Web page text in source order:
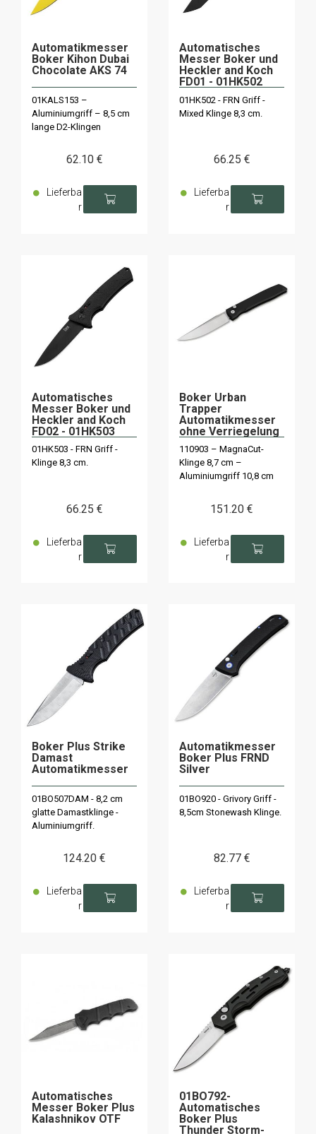
Automatikmesser
Boker Kihon Dubai
Chocolate AKS 74
01KALS153 –
Aluminiumgriff – 8,5 cm
lange D2-Klingen
62.10 €
Lieferba
r
Automatisches
Messer Boker und
Heckler and Koch
FD01 - 01HK502
01HK502 - FRN Griff -
Mixed Klinge 8,3 cm.
66.25 €
Lieferba
r
Automatisches
Messer Boker und
Heckler and Koch
FD02 - 01HK503
01HK503 - FRN Griff -
Klinge 8,3 cm.
66.25 €
Lieferba
r
Boker Urban
Trapper
Automatikmesser
ohne Verriegelung
110903 – MagnaCut-
Klinge 8,7 cm –
Aluminiumgriff 10,8 cm
151.20 €
Lieferba
r
Boker Plus Strike
Damast
Automatikmesser
01BO507DAM - 8,2 cm
glatte Damastklinge -
Aluminiumgriff.
124.20 €
Lieferba
r
Automatikmesser
Boker Plus FRND
Silver
01BO920 - Grivory Griff -
8,5cm Stonewash Klinge.
82.77 €
Lieferba
r
Automatisches
Messer Boker Plus
Kalashnikov OTF
01BO792-
Automatisches
Boker Plus
Thunder Storm-